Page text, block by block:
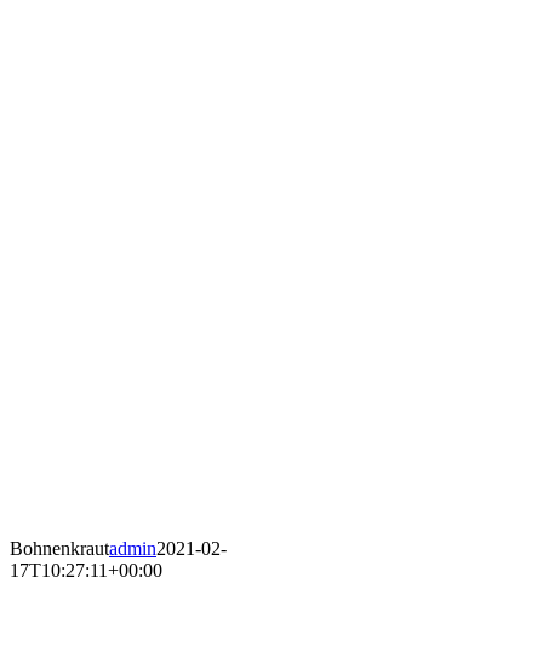
Bohnenkrautadmin2021-02-
17T10:27:11+00:00